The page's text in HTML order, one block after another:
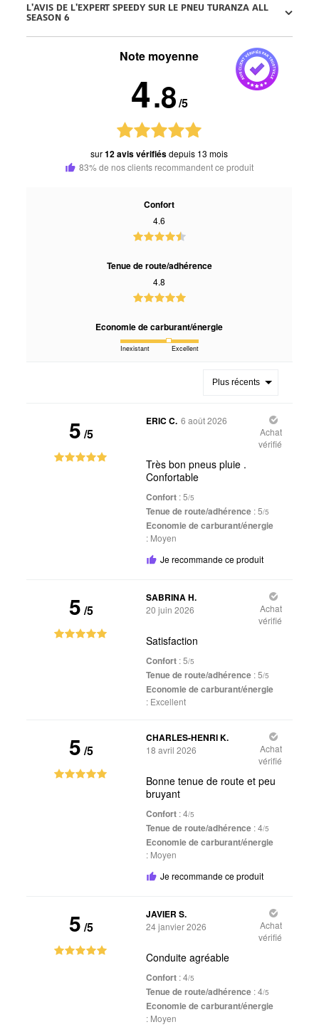
L'AVIS DE L'EXPERT SPEEDY SUR LE PNEU TURANZA ALL
SEASON 6
Note moyenne
4.8/5
sur12 avis vérifiésdepuis 13 mois
83% de nos clients recommandent ce produit
Confort
4.6
Tenue de route/adhérence
4.8
Economie de carburant/énergie
Inexistant Excellent
Plus récents
5 /5
ERIC C. 6 août 2026
Achat
vérifié
Très bon pneus pluie ️.
Confortable
Confort : 5/5
Tenue de route/adhérence : 5/5
Economie de carburant/énergie
: Moyen
Je recommande ce produit
5 /5
SABRINA H.
20 juin 2026
Achat
vérifié
Satisfaction
Confort : 5/5
Tenue de route/adhérence : 5/5
Economie de carburant/énergie
: Excellent
5 /5
CHARLES-HENRI K.
18 avril 2026
Achat
vérifié
Bonne tenue de route et peu
bruyant
Confort : 4/5
Tenue de route/adhérence : 4/5
Economie de carburant/énergie
: Moyen
Je recommande ce produit
5 /5
JAVIER S.
24 janvier 2026
Achat
vérifié
Conduite agréable
Confort : 4/5
Tenue de route/adhérence : 4/5
Economie de carburant/énergie
: Moyen